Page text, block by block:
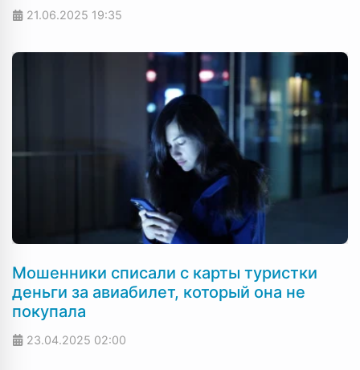
21.06.2025 19:35
Мошенники списали с карты туристки
деньги за авиабилет, который она не
покупала
23.04.2025 02:00